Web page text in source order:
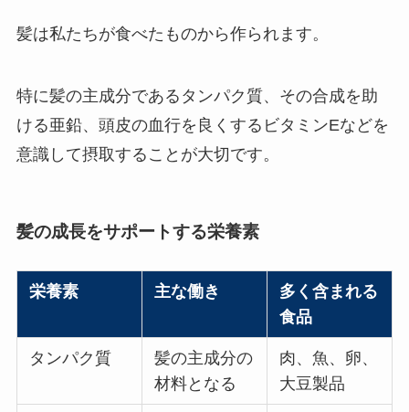
髪は私たちが食べたものから作られます。
特に髪の主成分であるタンパク質、その合成を助
ける亜鉛、頭皮の血行を良くするビタミンEなどを
意識して摂取することが大切です。
髪の成長をサポートする栄養素
栄養素 主な働き
多く含まれる
食品
タンパク質
髪の主成分の
材料となる
肉、魚、卵、
大豆製品